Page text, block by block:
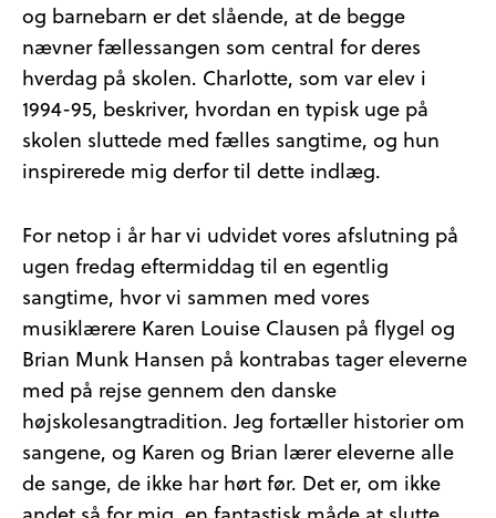
og barnebarn er det slående, at de begge
nævner fællessangen som central for deres
hverdag på skolen. Charlotte, som var elev i
1994-95, beskriver, hvordan en typisk uge på
skolen sluttede med fælles sangtime, og hun
inspirerede mig derfor til dette indlæg.
For netop i år har vi udvidet vores afslutning på
ugen fredag eftermiddag til en egentlig
sangtime, hvor vi sammen med vores
musiklærere Karen Louise Clausen på flygel og
Brian Munk Hansen på kontrabas tager eleverne
med på rejse gennem den danske
højskolesangtradition. Jeg fortæller historier om
sangene, og Karen og Brian lærer eleverne alle
de sange, de ikke har hørt før. Det er, om ikke